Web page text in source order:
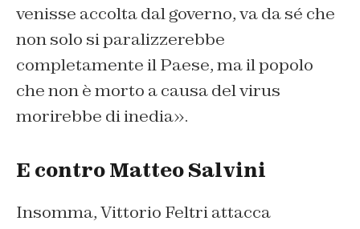
venisse accolta dal governo, va da sé che
non solo si paralizzerebbe
completamente il Paese, ma il popolo
che non è morto a causa del virus
morirebbe di inedia».
E contro Matteo Salvini
Insomma, Vittorio Feltri attacca